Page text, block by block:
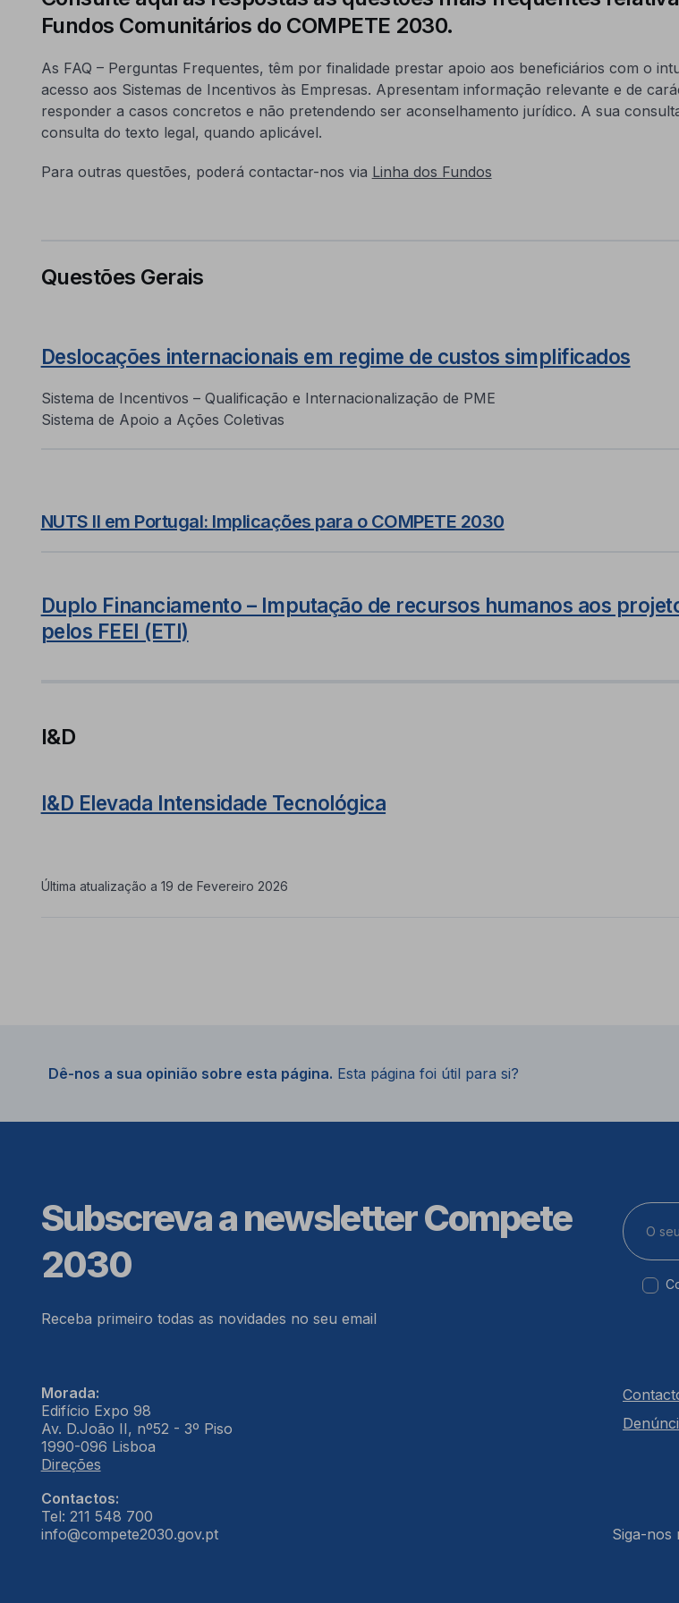
Fundos Comunitários do COMPETE 2030.
As FAQ – Perguntas Frequentes, têm por finalidade prestar apoio aos beneficiários com o
acesso aos Sistemas de Incentivos às Empresas. Apresentam informação relevante e de
responder a casos concretos e não pretendendo ser aconselhamento jurídico. A sua
consulta do texto legal, quando aplicável.
Para outras questões, poderá contactar-nos via Linha dos Fundos
Questões Gerais
Deslocações internacionais em regime de custos simplificados
Sistema de Incentivos – Qualificação e Internacionalização de PME
Sistema de Apoio a Ações Coletivas
NUTS II em Portugal: Implicações para o COMPETE 2030
Duplo Financiamento – Imputação de recursos humanos aos
pelos FEEI (ETI)
I&D
I&D Elevada Intensidade Tecnológica
Última atualização a 19 de Fevereiro 2026
Dê-nos a sua opinião sobre esta página. Esta página foi útil para si?
Subscreva a newsletter Compete
2030
Receba primeiro todas as novidades no seu email
Morada:
Edifício Expo 98
Av. D.João II, nº52 - 3º Piso
1990-096 Lisboa
Direções
Contactos:
Tel: 211 548 700
info@compete2030.gov.pt
Siga-nos